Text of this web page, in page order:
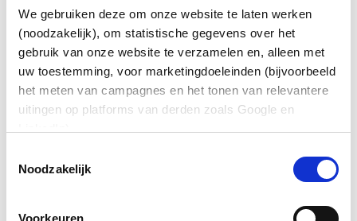
We gebruiken deze om onze website te laten werken
(noodzakelijk), om statistische gegevens over het
gebruik van onze website te verzamelen en, alleen met
uw toestemming, voor marketingdoeleinden (bijvoorbeeld
het meten van campagnes en het tonen van relevantere
uitingen op platforms van derden zoals Google en
Noodzakelijk
Voorkeuren
bedrijfsvoering weer een niveautje hoger hebben
getild.
Voor dit formulier is toestemming voor
formulier te bekijken. Als u een advertentieblokkering